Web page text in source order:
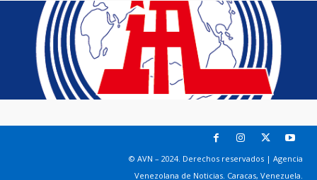
© AVN – 2024. Derechos reservados | Agencia
Venezolana de Noticias. Caracas, Venezuela.